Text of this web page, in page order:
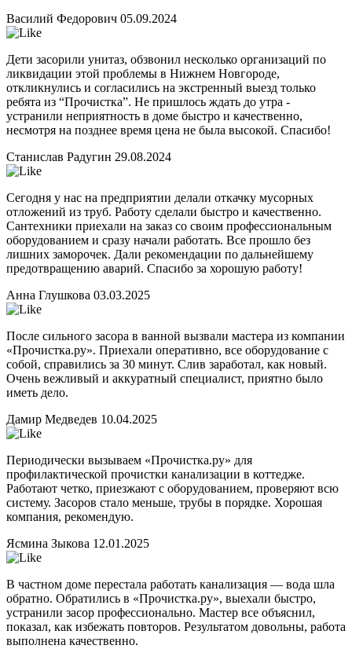
Василий Федорович 05.09.2024
Дети засорили унитаз, обзвонил несколько организаций по
ликвидации этой проблемы в Нижнем Новгороде,
откликнулись и согласились на экстренный выезд только
ребята из “Прочистка”. Не пришлось ждать до утра -
устранили неприятность в доме быстро и качественно,
несмотря на позднее время цена не была высокой. Спасибо!
Станислав Радугин 29.08.2024
Сегодня у нас на предприятии делали откачку мусорных
отложений из труб. Работу сделали быстро и качественно.
Сантехники приехали на заказ со своим профессиональным
оборудованием и сразу начали работать. Все прошло без
лишних заморочек. Дали рекомендации по дальнейшему
предотвращению аварий. Спасибо за хорошую работу!
Анна Глушкова 03.03.2025
После сильного засора в ванной вызвали мастера из компании
«Прочистка.ру». Приехали оперативно, все оборудование с
собой, справились за 30 минут. Слив заработал, как новый.
Очень вежливый и аккуратный специалист, приятно было
иметь дело.
Дамир Медведев 10.04.2025
Периодически вызываем «Прочистка.ру» для
профилактической прочистки канализации в коттедже.
Работают четко, приезжают с оборудованием, проверяют всю
систему. Засоров стало меньше, трубы в порядке. Хорошая
компания, рекомендую.
Ясмина Зыкова 12.01.2025
В частном доме перестала работать канализация — вода шла
обратно. Обратились в «Прочистка.ру», выехали быстро,
устранили засор профессионально. Мастер все объяснил,
показал, как избежать повторов. Результатом довольны, работа
выполнена качественно.